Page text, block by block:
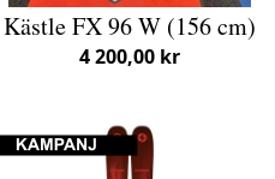
Kästle FX 96 W (156 cm)
4 200,00 kr